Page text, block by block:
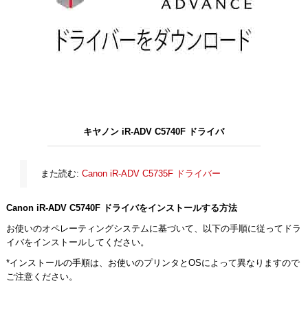
キヤノン iR-ADV C5740F ドライバ
また読む: Canon iR-ADV C5735F ドライバー
Canon iR-ADV C5740F ドライバをインストールする方法
お使いのオペレーティングシステムに基づいて、以下の手順に従ってドラ
イバをインストールしてください。
*インストールの手順は、お使いのプリンタとOSによって異なりますので
ご注意ください。